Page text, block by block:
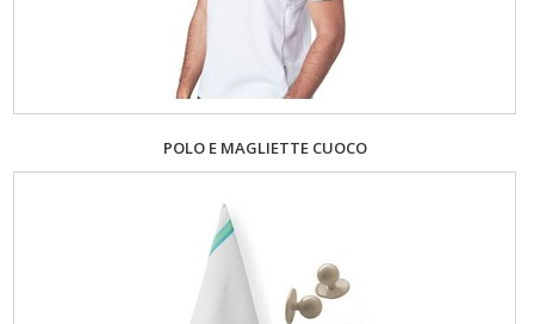
POLO E MAGLIETTE CUOCO